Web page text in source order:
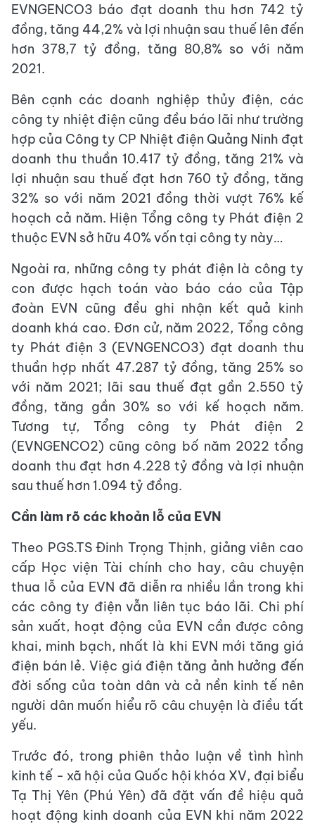
EVNGENCO3 báo đạt doanh thu hơn 742 tỷ
đồng, tăng 44,2% và lợi nhuận sau thuế lên đến
hơn 378,7 tỷ đồng, tăng 80,8% so với năm
2021.
Bên cạnh các doanh nghiệp thủy điện, các
công ty nhiệt điện cũng đều báo lãi như trường
hợp của Công ty CP Nhiệt điện Quảng Ninh đạt
doanh thu thuần 10.417 tỷ đồng, tăng 21% và
lợi nhuận sau thuế đạt hơn 760 tỷ đồng, tăng
32% so với năm 2021 đồng thời vượt 76% kế
hoạch cả năm. Hiện Tổng công ty Phát điện 2
thuộc EVN sở hữu 40% vốn tại công ty này…
Ngoài ra, những công ty phát điện là công ty
con được hạch toán vào báo cáo của Tập
đoàn EVN cũng đều ghi nhận kết quả kinh
doanh khá cao. Đơn cử, năm 2022, Tổng công
ty Phát điện 3 (EVNGENCO3) đạt doanh thu
thuần hợp nhất 47.287 tỷ đồng, tăng 25% so
với năm 2021; lãi sau thuế đạt gần 2.550 tỷ
đồng, tăng gần 30% so với kế hoạch năm.
Tương tự, Tổng công ty Phát điện 2
(EVNGENCO2) cũng công bố năm 2022 tổng
doanh thu đạt hơn 4.228 tỷ đồng và lợi nhuận
sau thuế hơn 1.094 tỷ đồng.
Cần làm rõ các khoản lỗ của EVN
Theo PGS.TS Đinh Trọng Thịnh, giảng viên cao
cấp Học viện Tài chính cho hay, câu chuyện
thua lỗ của EVN đã diễn ra nhiều lần trong khi
các công ty điện vẫn liên tục báo lãi. Chi phí
sản xuất, hoạt động của EVN cần được công
khai, minh bạch, nhất là khi EVN mới tăng giá
điện bán lẻ. Việc giá điện tăng ảnh hưởng đến
đời sống của toàn dân và cả nền kinh tế nên
người dân muốn hiểu rõ câu chuyện là điều tất
yếu.
Trước đó, trong phiên thảo luận về tình hình
kinh tế - xã hội của Quốc hội khóa XV, đại biểu
Tạ Thị Yên (Phú Yên) đã đặt vấn đề hiệu quả
hoạt động kinh doanh của EVN khi năm 2022